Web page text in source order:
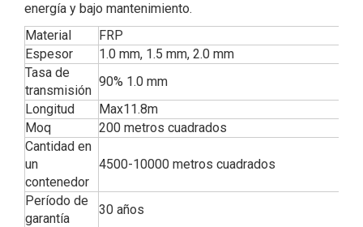
energía y bajo mantenimiento.
Material
FRP
Espesor
1.0 mm, 1.5 mm, 2.0 mm
Tasa de
transmisión
90% 1.0 mm
Longitud
Max11.8m
Moq
200 metros cuadrados
Cantidad en
un
contenedor
4500-10000 metros cuadrados
Período de
garantía
30 años